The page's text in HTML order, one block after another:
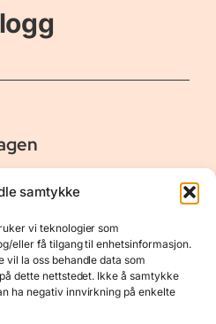
samtykke
vi teknologier som
eller få tilgang til enhetsinformasjon.
la oss behandle data som
dette nettstedet. Ikke å samtykke
ha negativ innvirkning på enkelte
å dele våre opplevelser og
hotell - og restauranter,
pleie, data, film og bøker m.m.
Resurser
Personvernerklæring
Opphavsrett